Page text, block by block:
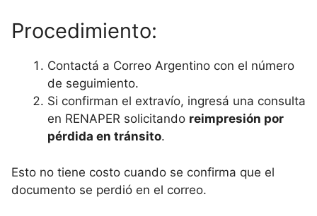
Procedimiento:
Contactá a Correo Argentino con el número
de seguimiento.
Si confirman el extravío, ingresá una consulta
en RENAPER solicitando reimpresión por
pérdida en tránsito.
Esto no tiene costo cuando se confirma que el
documento se perdió en el correo.